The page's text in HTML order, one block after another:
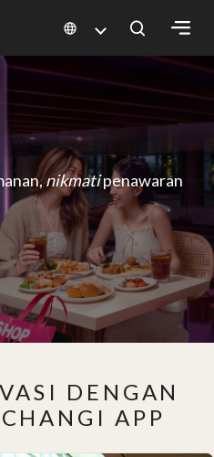
nikmatipenawaran
DENGAN
APP